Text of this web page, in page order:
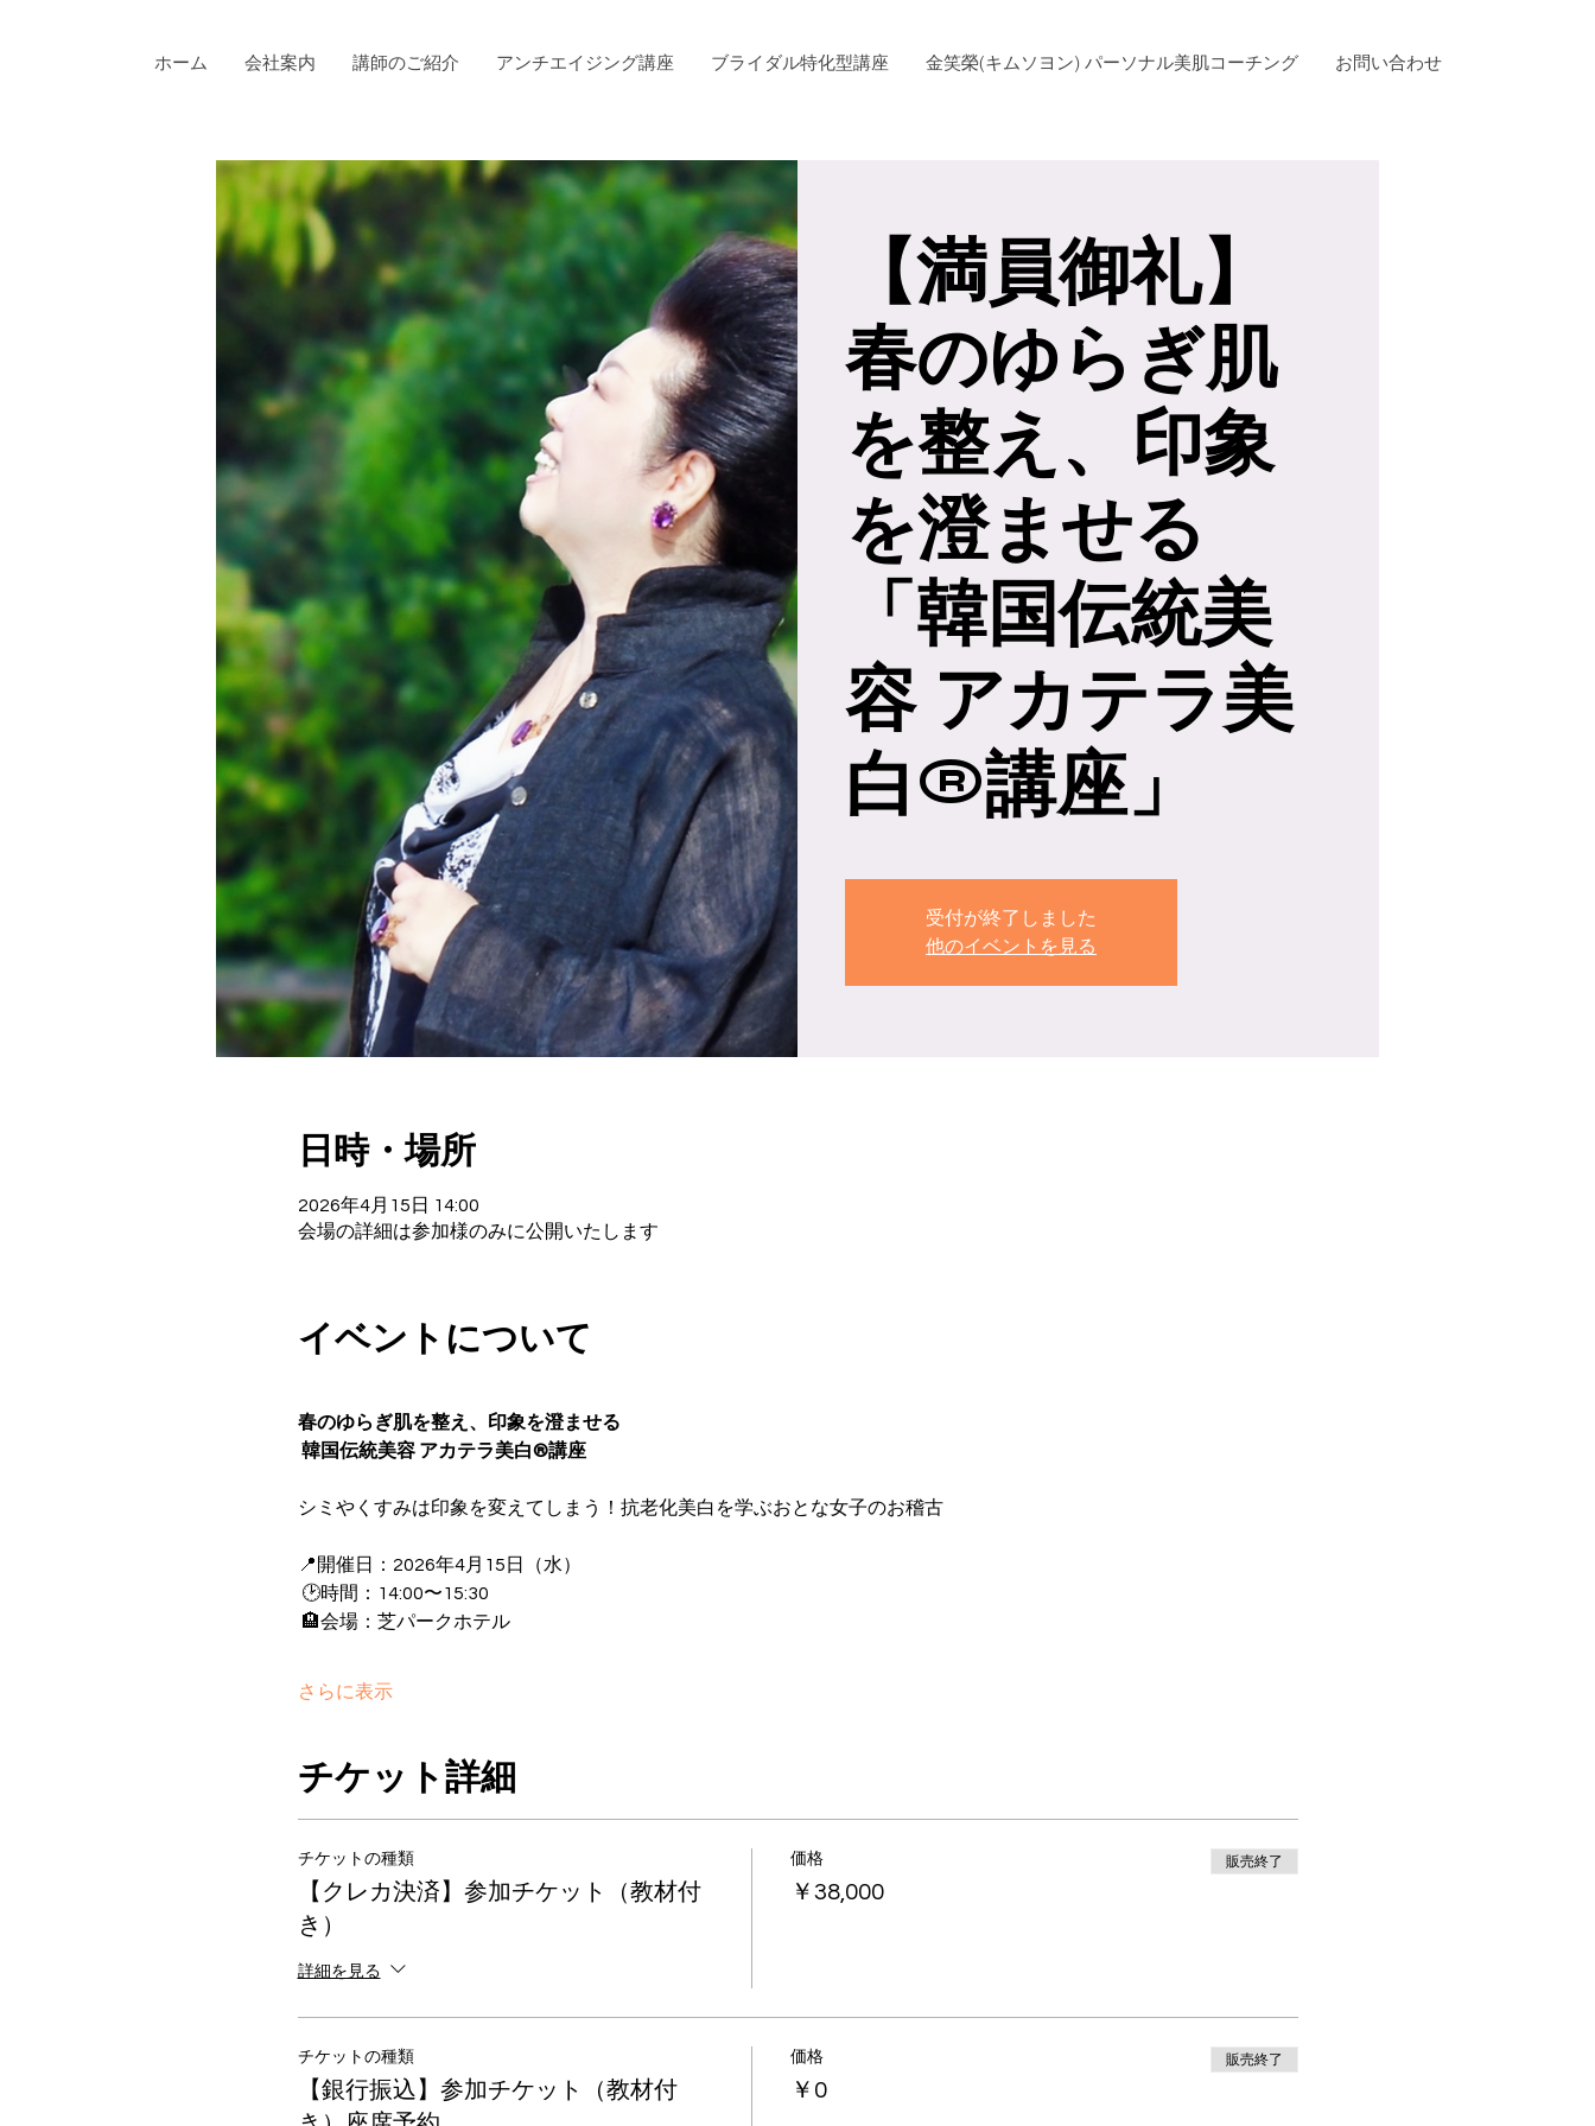
ホーム 会社案内 講師のご紹介 アンチエイジング講座 ブライダル特化型講座 金笑榮(キムソヨン) パーソナル美肌コーチング お問い合わせ
【満員御礼】
春のゆらぎ肌
を整え、印象
を澄ませる
「韓国伝統美
容 アカテラ美
白®講座」
受付が終了しました
他のイベントを見る
日時・場所
2026年4月15日 14:00
会場の詳細は参加様のみに公開いたします
イベントについて
春のゆらぎ肌を整え、印象を澄ませる
韓国伝統美容 アカテラ美白®講座
シミやくすみは印象を変えてしまう！抗老化美白を学ぶおとな女子のお稽古
📍開催日：2026年4月15日（水）
🕑時間：14:00〜15:30
🏨会場：芝パークホテル
さらに表示
チケット詳細
チケットの種類
【クレカ決済】参加チケット（教材付
き）
詳細を見る
価格
￥38,000
販売終了
チケットの種類
【銀行振込】参加チケット（教材付
価格
￥0
販売終了